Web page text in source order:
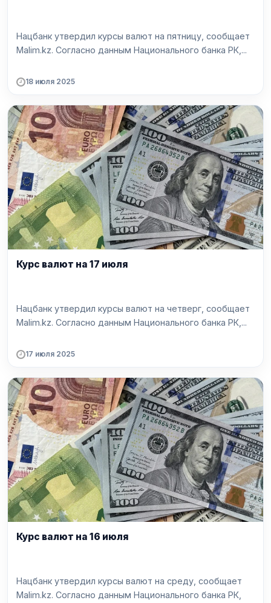
Нацбанк утвердил курсы валют на пятницу, сообщает
Malim.kz. Согласно данным Национального банка РК,...
18 июля 2025
Курс валют на 17 июля
Нацбанк утвердил курсы валют на четверг, сообщает
Malim.kz. Согласно данным Национального банка РК,...
17 июля 2025
Курс валют на 16 июля
Нацбанк утвердил курсы валют на среду, сообщает
Malim.kz. Согласно данным Национального банка РК,